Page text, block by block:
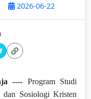
2026-06-22
---- Program Studi
dan Sosiologi Kristen